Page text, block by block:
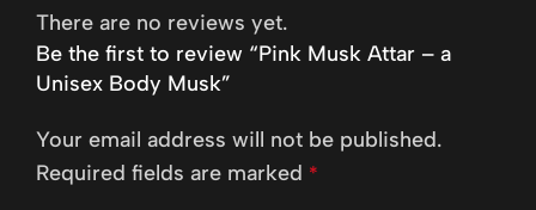
There are no reviews yet.
Be the first to review “Pink Musk Attar – a
Unisex Body Musk”
Your email address will not be published.
Required fields are marked *